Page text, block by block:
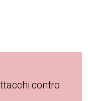
contro